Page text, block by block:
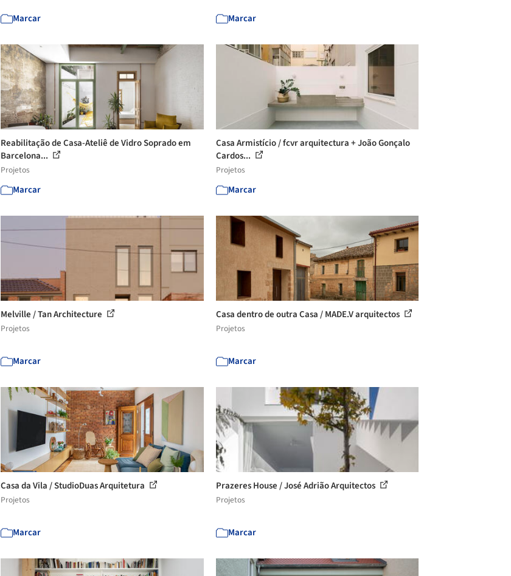
Marcar Marcar
Reabilitação de Casa-Ateliê de Vidro Soprado em
Barcelona...
Projetos
Marcar
Casa Armistício / fcvr arquitectura + João Gonçalo
Cardos...
Projetos
Marcar
Melville / Tan Architecture
Projetos
Marcar
Casa dentro de outra Casa / MADE.V arquitectos
Projetos
Marcar
Casa da Vila / StudioDuas Arquitetura
Projetos
Marcar
Prazeres House / José Adrião Arquitectos
Projetos
Marcar